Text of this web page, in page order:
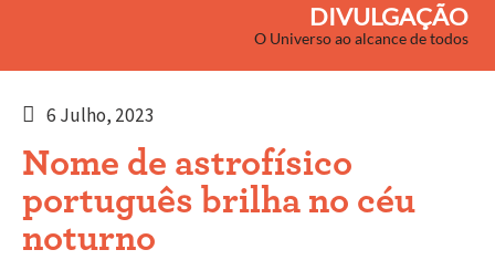
DIVULGAÇÃO
O Universo ao alcance de todos
6 Julho, 2023
Nome de astrofísico
português brilha no céu
noturno